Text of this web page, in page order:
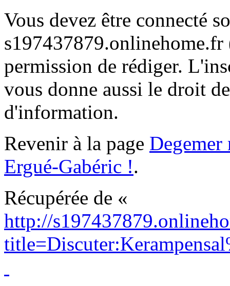
Vous devez être connecté
permission de rédiger.
vous donne aussi le droit
d'information.
Revenir à la page
Ergué-Gabéric !.
Récupérée de «
http://